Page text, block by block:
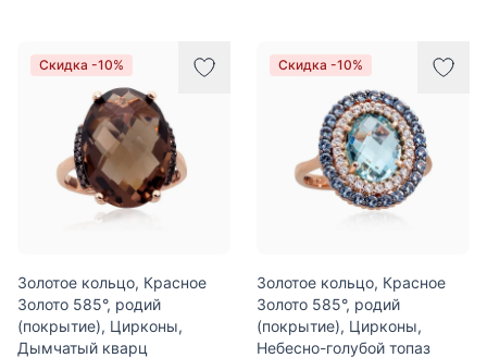
Скидка -10%
Золотое кольцо, Красное
Золото 585°, родий
(покрытие), Цирконы,
Дымчатый кварц
Скидка -10%
Золотое кольцо, Красное
Золото 585°, родий
(покрытие), Цирконы,
Небесно-голубой топаз